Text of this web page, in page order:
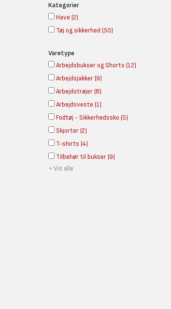
Kategorier
Have (2)
Tøj og sikkerhed (50)
Varetype
Arbejdsbukser og Shorts (12)
Arbejdsjakker(9)
Arbejdstrøjer(8)
Arbejdsveste (1)
Fodtøj - Sikkerhedssko (5)
Skjorter(2)
T-shirts (4)
Tilbehør til bukser(9)
+ Vis alle